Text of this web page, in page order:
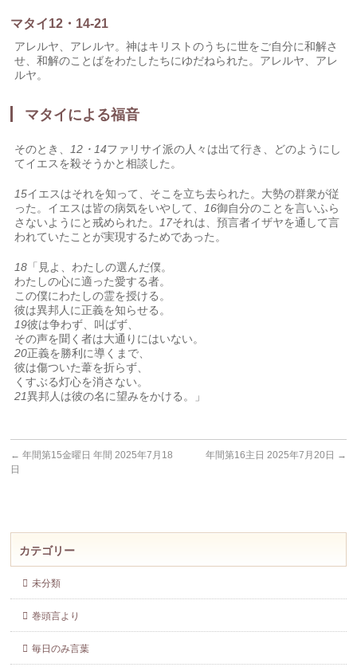
マタイ12・14-21
アレルヤ、アレルヤ。神はキリストのうちに世をご自分に和解さ
せ、和解のことばをわたしたちにゆだねられた。アレルヤ、アレ
ルヤ。
マタイによる福音
そのとき、 12・14ファリサイ派の人々は出て行き、どのようにし
てイエスを殺そうかと相談した。
15イエスはそれを知って、そこを立ち去られた。大勢の群衆が従
った。イエスは皆の病気をいやして、 16御自分のことを言いふら
さないようにと戒められた。 17それは、預言者イザヤを通して言
われていたことが実現するためであった。
18 「見よ、わたしの選んだ僕。
わたしの心に適った愛する者。
この僕にわたしの霊を授ける。
彼は異邦人に正義を知らせる。
19彼は争わず、叫ばず、
その声を聞く者は大通りにはいない。
20正義を勝利に導くまで、
彼は傷ついた葦を折らず、
くすぶる灯心を消さない。
21異邦人は彼の名に望みをかける。」
← 年間第15金曜日 年間 2025年7月18
日
年間第16主日 2025年7月20日 →
カテゴリー
未分類
巻頭言より
毎日のみ言葉